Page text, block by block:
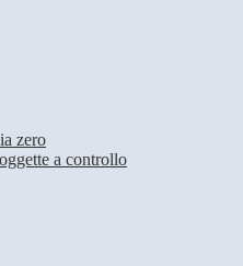
zero
a controllo